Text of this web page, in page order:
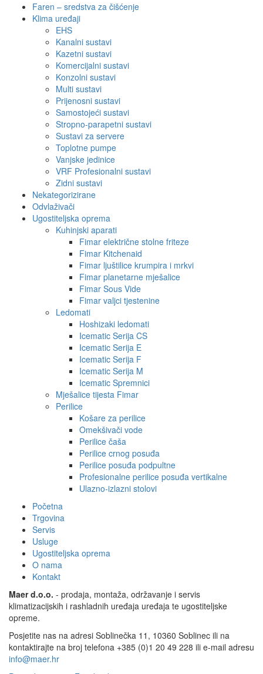
Faren – sredstva za čišćenje
Klima uređaji
EHS
Kanalni sustavi
Kazetni sustavi
Komercijalni sustavi
Konzolni sustavi
Multi sustavi
Prijenosni sustavi
Samostojeći sustavi
Stropno-parapetni sustavi
Sustavi za servere
Toplotne pumpe
Vanjske jedinice
VRF Profesionalni sustavi
Zidni sustavi
Nekategorizirane
Odvlaživači
Ugostiteljska oprema
Kuhinjski aparati
Fimar električne stolne friteze
Fimar Kitchenaid
Fimar ljuštilice krumpira i mrkvi
Fimar planetarne mješalice
Fimar Sous Vide
Fimar valjci tjestenine
Ledomati
Hoshizaki ledomati
Icematic Serija CS
Icematic Serija E
Icematic Serija F
Icematic Serija M
Icematic Spremnici
Mješalice tijesta Fimar
Perilice
Košare za perilice
Omekšivači vode
Perilice čaša
Perilice crnog posuđa
Perilice posuđa podpultne
Profesionalne perilice posuđa vertikalne
Ulazno-izlazni stolovi
Početna
Trgovina
Servis
Usluge
Ugostiteljska oprema
O nama
Kontakt
Maer d.o.o. - prodaja, montaža, održavanje i servis
klimatizacijskih i rashladnih uređaja uređaja te ugostiteljske
opreme.
Posjetite nas na adresi Soblinečka 11, 10360 Soblinec ili na
kontaktirajte na broj telefona +385 (0)1 20 49 228 ili e-mail adresu
info@maer.hr